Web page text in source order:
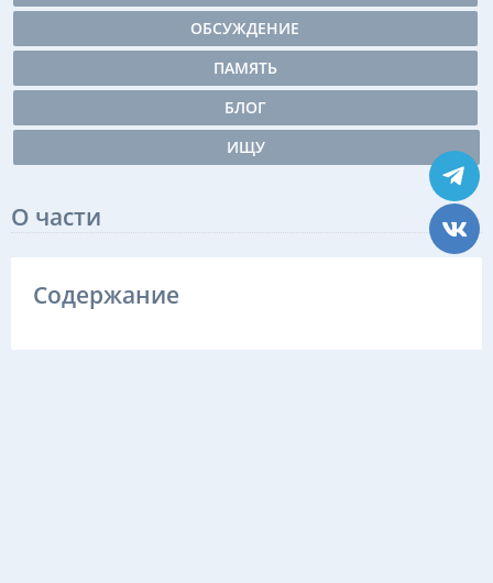
ОБСУЖДЕНИЕ
ПАМЯТЬ
БЛОГ
ИЩУ
О части
Содержание